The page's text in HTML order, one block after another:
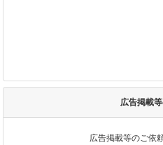
広告掲載
広告掲載等のご依頼